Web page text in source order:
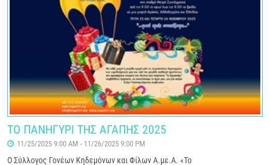
ΤΟ ΠΑΝΗΓΥΡΙ ΤΗΣ ΑΓΑΠΗΣ 2025
11/25/2025 9:00 AM - 11/26/2025 9:00 PM
Ο Σύλλογος Γονέων Κηδεμόνων και Φίλων Α.με.Α. «Το